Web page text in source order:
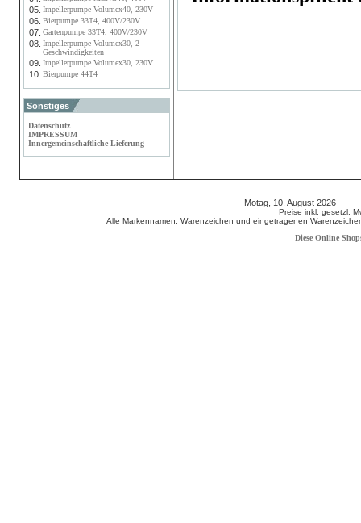
05. Impellerpumpe Volumex40, 230V
06. Bierpumpe 33T4, 400V/230V
07. Gartenpumpe 33T4, 400V/230V
08. Impellerpumpe Volumex30, 2
Geschwindigkeiten
09. Impellerpumpe Volumex30, 230V
10. Bierpumpe 44T4
Sonstiges
Datenschutz
IMPRESSUM
Innergemeinschaftliche Lieferung
Motag, 10. August 2026
Preise inkl. gesetzl.
Alle Markennamen, Warenzeichen und eingetragenen
Diese Online